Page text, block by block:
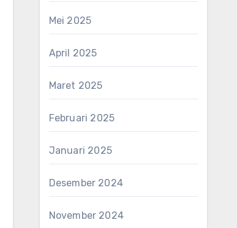
Mei 2025
April 2025
Maret 2025
Februari 2025
Januari 2025
Desember 2024
November 2024